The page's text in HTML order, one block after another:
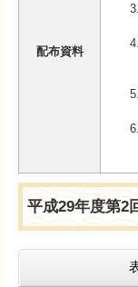
配布資料
平成29年度第2